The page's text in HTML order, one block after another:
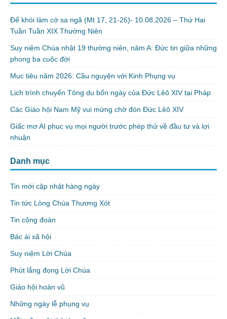
Để khỏi làm cớ sa ngã (Mt 17, 21-26)- 10.08.2026 – Thứ Hai
Tuần Tuần XIX Thường Niên
Suy niệm Chúa nhật 19 thường niên, năm A: Đức tin giữa những
phong ba cuộc đời
Mục tiêu năm 2026: Cầu nguyện với Kinh Phụng vụ
Lịch trình chuyến Tông du bốn ngày của Đức Lêô XIV tại Pháp
Các Giáo hội Nam Mỹ vui mừng chờ đón Đức Lêô XIV
Giấc mơ AI phục vụ mọi người trước phép thử về đầu tư và lợi
nhuận
Danh mục
Tin mới cập nhật hàng ngày
Tin tức Lòng Chúa Thương Xót
Tin cộng đoàn
Bác ái xã hội
Suy niệm Lời Chúa
Phút lắng đọng Lời Chúa
Giáo hội hoàn vũ
Những ngày lễ phụng vụ